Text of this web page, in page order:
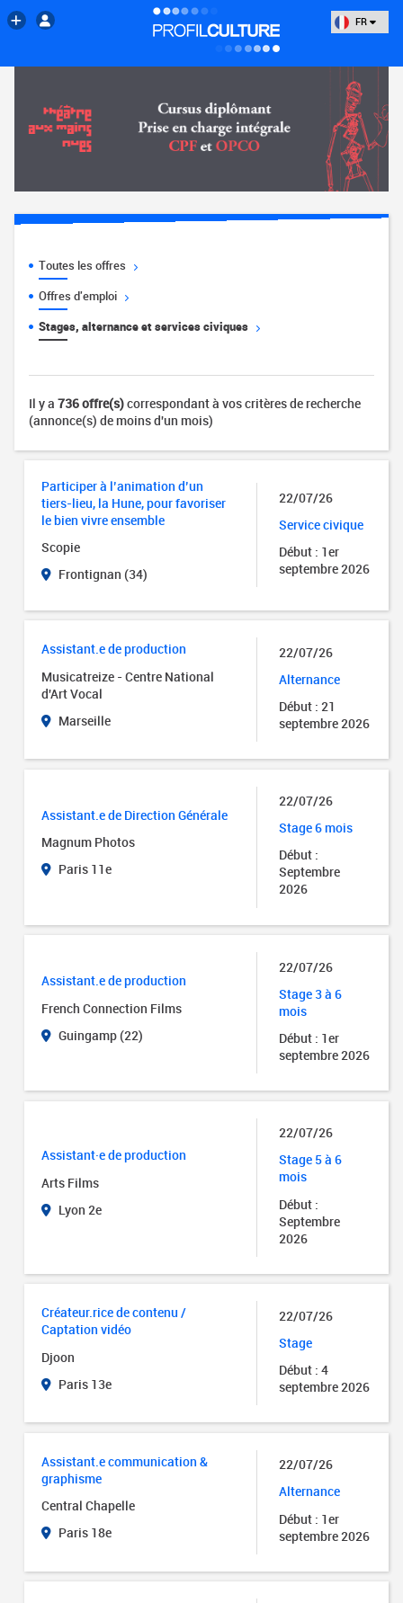
FR
Toutes les offres
Offres d'emploi
Stages, alternance et services civiques
Il y a 736 offre(s)correspondant à vos critères de recherche
(annonce(s) de moins d'un mois)
Participer à l’animation d’un
tiers-lieu, la Hune, pour favoriser
le bien vivre ensemble
Scopie
Frontignan (34)
22/07/26
Service civique
Début : 1er
septembre 2026
Assistant.e de production
Musicatreize - Centre National
d'Art Vocal
Marseille
22/07/26
Alternance
Début : 21
septembre 2026
Assistant.e de Direction Générale
Magnum Photos
Paris 11e
22/07/26
Stage 6 mois
Début :
Septembre
2026
Assistant.e de production
French Connection Films
Guingamp (22)
22/07/26
Stage 3 à 6
mois
Début : 1er
septembre 2026
Assistant·e de production
Arts Films
Lyon 2e
22/07/26
Stage 5 à 6
mois
Début :
Septembre
2026
Créateur.rice de contenu /
Captation vidéo
Djoon
Paris 13e
22/07/26
Stage
Début : 4
septembre 2026
Assistant.e communication &
graphisme
Central Chapelle
Paris 18e
22/07/26
Alternance
Début : 1er
septembre 2026